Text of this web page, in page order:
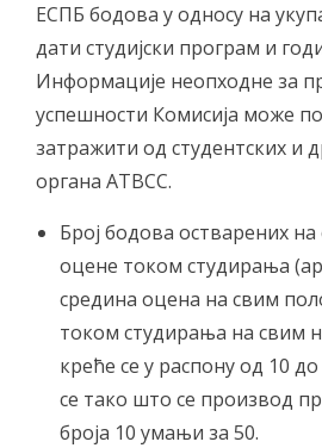
ЕСПБ бодова у односу на
дати студијски програм и
Информације неопходне за
успешности Комисија може
затражити од студентских и
органа АТВСС.
Број бодова остварених
оцене током студирања
средина оцена на свим
током студирања на свим
креће се у распону од 10
се тако што се производ
броја 10 умањи за 50.